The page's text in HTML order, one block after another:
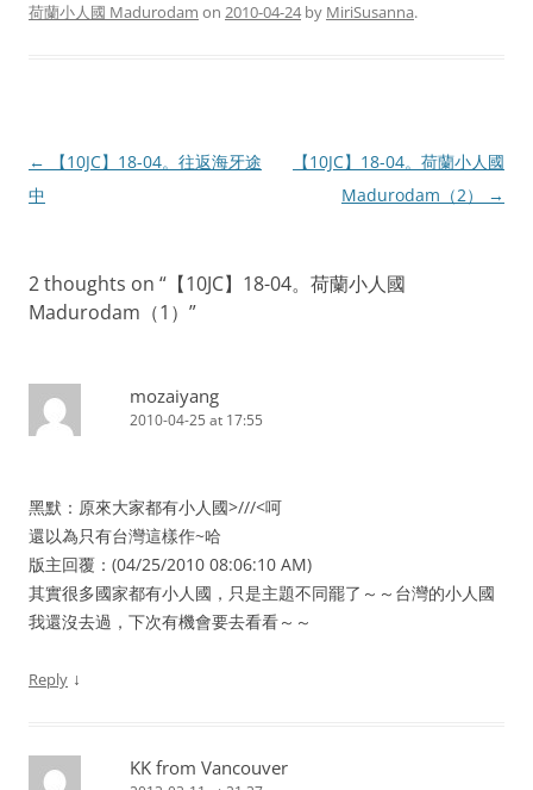
荷蘭小人國 Madurodam on 2010-04-24by MiriSusanna.
Post
navigation
←
【10JC】18-04。往返海牙途
中
【10JC】18-04。荷蘭小人國
Madurodam（2）
→
2 thoughts on “ 【10JC】18-04。荷蘭小人國
Madurodam（1） ”
mozaiyang
2010-04-25 at 17:55
黑默：原來大家都有小人國>///<呵
還以為只有台灣這樣作~哈
版主回覆：(04/25/2010 08:06:10 AM)
其實很多國家都有小人國，只是主題不同罷了～～台灣的小人國
我還沒去過，下次有機會要去看看～～
Reply ↓
KK from Vancouver